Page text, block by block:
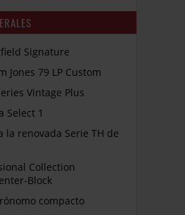
Signature
Jones 79 LP Custom
Vintage Plus
Select 1
la renovada Serie TH de
Collection
Block
compacto